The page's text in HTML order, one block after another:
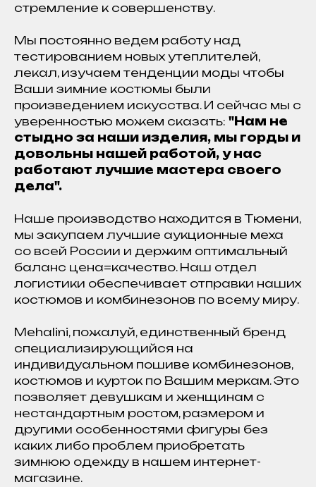
стремление к совершенству.
Мы постоянно ведем работу над
тестированием новых утеплителей,
лекал, изучаем тенденции моды чтобы
Ваши зимние костюмы были
произведением искусства. И сейчас мы с
уверенностью можем сказать: "Нам не
стыдно за наши изделия, мы горды и
довольны нашей работой, у нас
работают лучшие мастера своего
дела".
Наше производство находится в Тюмени,
мы закупаем лучшие аукционные меха
со всей России и держим оптимальный
баланс цена=качество. Наш отдел
логистики обеспечивает отправки наших
костюмов и комбинезонов по всему миру.
Mehalini, пожалуй, единственный бренд
специализирующийся на
индивидуальном пошиве комбинезонов,
костюмов и курток по Вашим меркам. Это
позволяет девушкам и женщинам с
нестандартным ростом, размером и
другими особенностями фигуры без
каких либо проблем приобретать
зимнюю одежду в нашем интернет-
магазине.